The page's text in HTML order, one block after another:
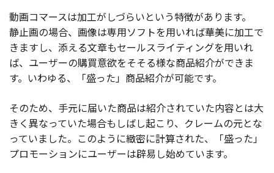
動画コマースは加工がしづらいという特徴があります。
静止画の場合、画像は専用ソフトを用いれば華美に加工で
きますし、添える文章もセールスライティングを用いれ
ば、ユーザーの購買意欲をそそる様な商品紹介ができま
す。いわゆる、「盛った」商品紹介が可能です。
そのため、手元に届いた商品は紹介されていた内容とは大
きく異なっていた場合もしばし起こり、クレームの元とな
っていました。このように緻密に計算された、「盛った」
プロモーションにユーザーは辟易し始めています。